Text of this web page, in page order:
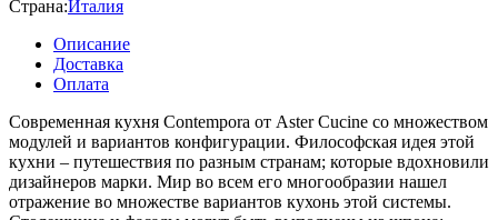
Страна:Италия
Описание
Доставка
Оплата
Современная кухня Contempora от Aster Cucine со множеством
модулей и вариантов конфигурации. Философская идея этой
кухни – путешествия по разным странам; которые вдохновили
дизайнеров марки. Мир во всем его многообразии нашел
отражение во множестве вариантов кухонь этой системы.